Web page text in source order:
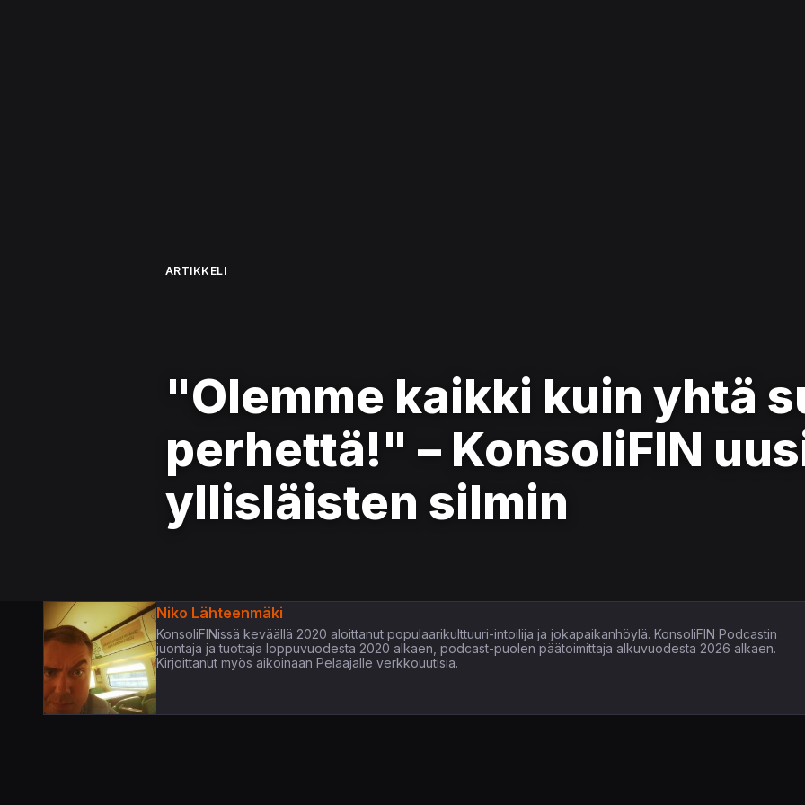
ARTIKKELI
"Olemme kaikki kuin yhtä
perhettä!" – KonsoliFIN
yllisläisten silmin
Niko Lähteenmäki
KonsoliFINissä keväällä 2020 aloittanut populaarikulttuuri-intoilija ja jokapaikanhöylä. KonsoliFIN Podcastin
juontaja ja tuottaja loppuvuodesta 2020 alkaen, podcast-puolen päätoimittaja alkuvuodesta 2026 alkaen.
Kirjoittanut myös aikoinaan Pelaajalle verkkouutisia.